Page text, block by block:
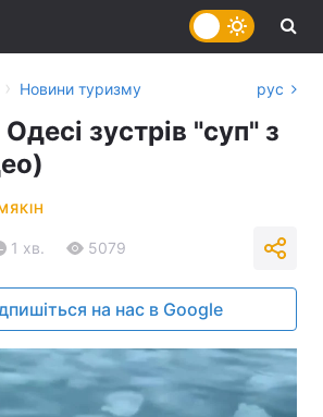
› Новини туризму рус
зустрів "суп" з
1 хв. 5079
на нас в Google